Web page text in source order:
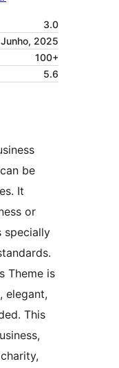
3.0
2025
100+
5.6
be
It
or
specially
Theme is
elegant,
This